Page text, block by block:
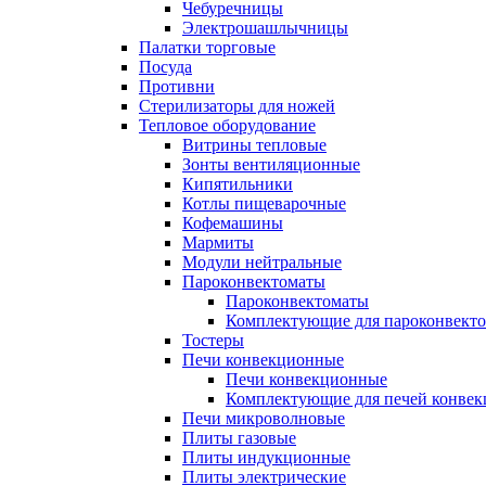
Чебуречницы
Электрошашлычницы
Палатки торговые
Посуда
Противни
Стерилизаторы для ножей
Тепловое оборудование
Витрины тепловые
Зонты вентиляционные
Кипятильники
Котлы пищеварочные
Кофемашины
Мармиты
Модули нейтральные
Пароконвектоматы
Пароконвектоматы
Комплектующие для
Тостеры
Печи конвекционные
Печи конвекционные
Комплектующие для печей
Печи микроволновые
Плиты газовые
Плиты индукционные
Плиты электрические